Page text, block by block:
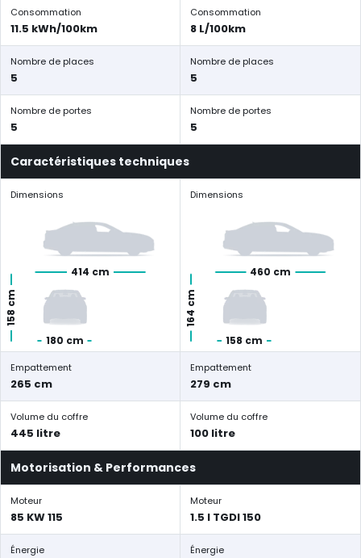
Consommation
11.5 kWh/100km
Consommation
8 L/100km
Nombre de places
5
Nombre de places
5
Nombre de portes
5
Nombre de portes
5
Caractéristiques techniques
Dimensions
414 cm
180 cm
158 cm
Dimensions
460 cm
158 cm
164 cm
Empattement
265 cm
Empattement
279 cm
Volume du coffre
445 litre
Volume du coffre
100 litre
Motorisation & Performances
Moteur
85 KW 115
Moteur
1.5 l TGDI 150
Énergie Énergie